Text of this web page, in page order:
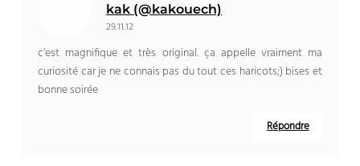
kak (@kakouech)
29.11.12
c’est magnifique et très original. ça appelle vraiment ma
curiosité car je ne connais pas du tout ces haricots;) bises et
bonne soirée
Répondre